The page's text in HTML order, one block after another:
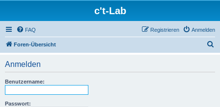
c't-Lab
FAQ Anmelden
Registrieren
Foren-Übersicht
Anmelden
Benutzername:
Passwort: